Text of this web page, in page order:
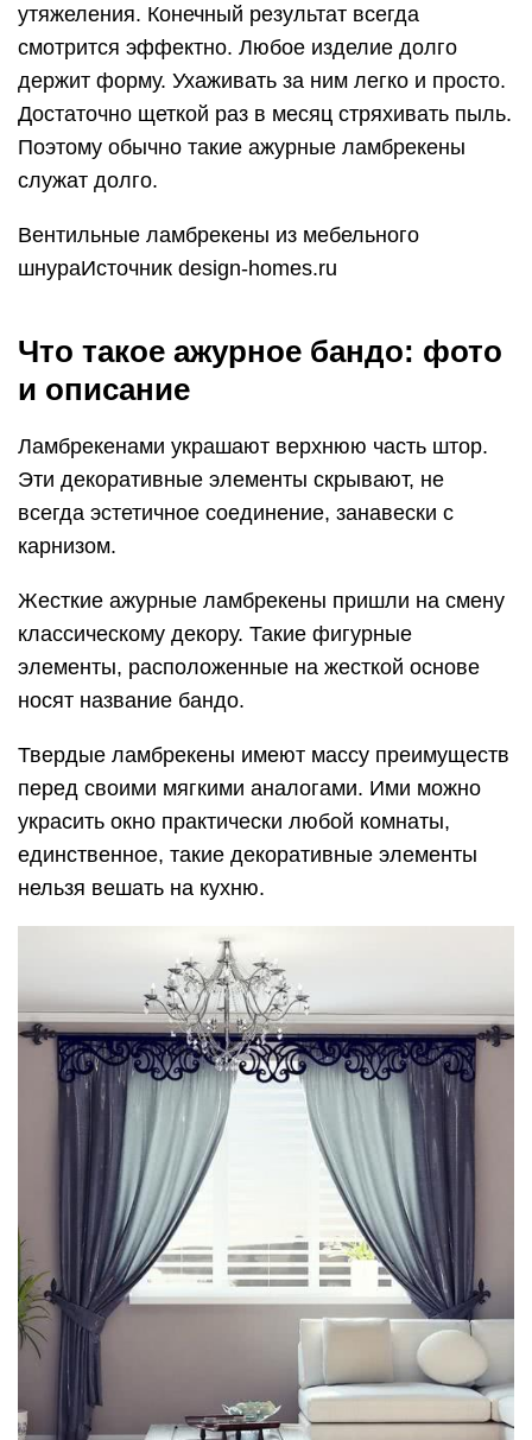
утяжеления. Конечный результат всегда
смотрится эффектно. Любое изделие долго
держит форму. Ухаживать за ним легко и просто.
Достаточно щеткой раз в месяц стряхивать пыль.
Поэтому обычно такие ажурные ламбрекены
служат долго.
Вентильные ламбрекены из мебельного
шнураИсточник design-homes.ru
Что такое ажурное бандо: фото
и описание
Ламбрекенами украшают верхнюю часть штор.
Эти декоративные элементы скрывают, не
всегда эстетичное соединение, занавески с
карнизом.
Жесткие ажурные ламбрекены пришли на смену
классическому декору. Такие фигурные
элементы, расположенные на жесткой основе
носят название бандо.
Твердые ламбрекены имеют массу преимуществ
перед своими мягкими аналогами. Ими можно
украсить окно практически любой комнаты,
единственное, такие декоративные элементы
нельзя вешать на кухню.